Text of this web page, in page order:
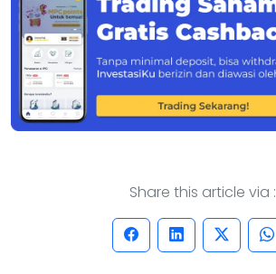
Share this article via :